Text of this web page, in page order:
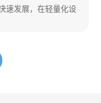
速发展，在轻量化设